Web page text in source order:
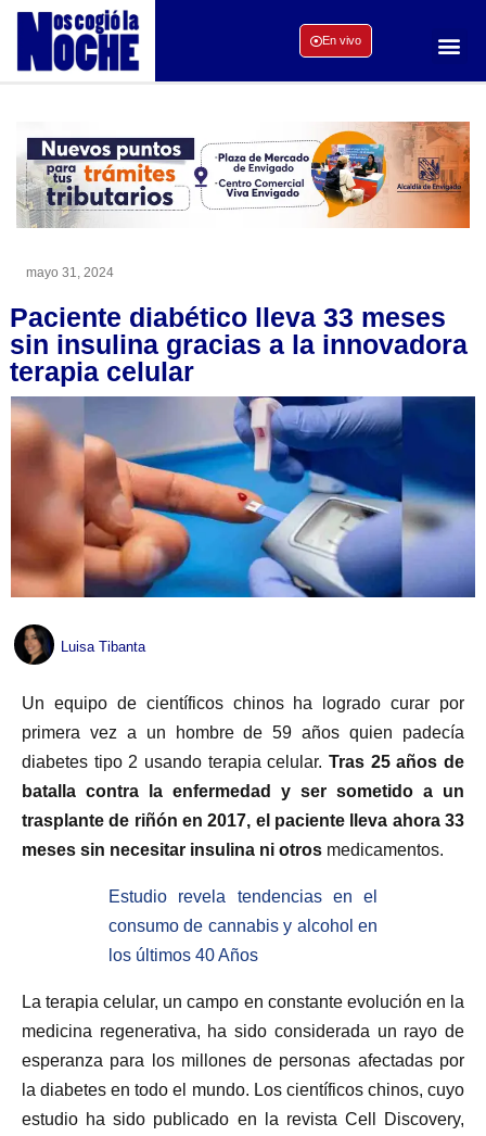
En vivo
mayo 31, 2024
Paciente diabético lleva 33 meses
sin insulina gracias a la innovadora
terapia celular
Luisa Tibanta
Un equipo de científicos chinos ha logrado curar por
primera vez a un hombre de 59 años quien padecía
diabetes tipo 2 usando terapia celular. Tras 25 años de
batalla contra la enfermedad y ser sometido a un
trasplante de riñón en 2017, el paciente lleva ahora 33
meses sin necesitar insulina ni otros medicamentos.
Estudio revela tendencias en el
consumo de cannabis y alcohol en
los últimos 40 Años
La terapia celular, un campo en constante evolución en la
medicina regenerativa, ha sido considerada un rayo de
esperanza para los millones de personas afectadas por
la diabetes en todo el mundo. Los científicos chinos, cuyo
estudio ha sido publicado en la revista Cell Discovery,